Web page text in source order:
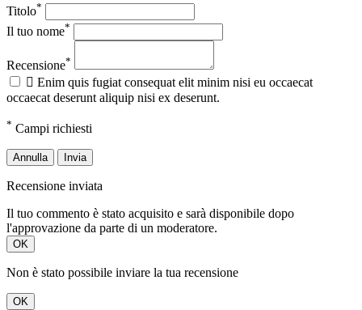
Titolo*
Il tuo nome*
Recensione*
 Enim quis fugiat consequat elit minim nisi eu occaecat
occaecat deserunt aliquip nisi ex deserunt.
* Campi richiesti
Annulla Invia
Recensione inviata
Il tuo commento è stato acquisito e sarà disponibile dopo
l'approvazione da parte di un moderatore.
OK
Non è stato possibile inviare la tua recensione
OK